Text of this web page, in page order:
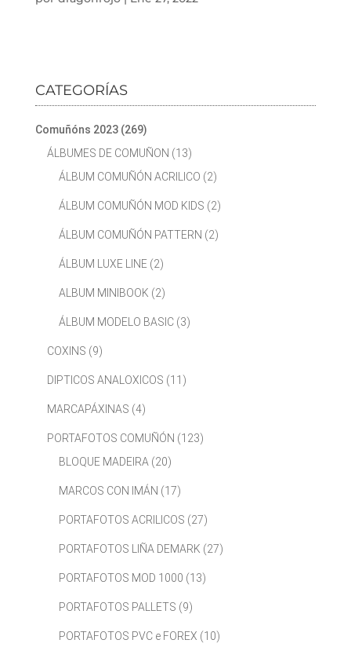
CATEGORÍAS
Comuñóns 2023 (269)
ÁLBUMES DE COMUÑON (13)
ÁLBUM COMUÑÓN ACRILICO (2)
ÁLBUM COMUÑÓN MOD KIDS (2)
ÁLBUM COMUÑÓN PATTERN (2)
ÁLBUM LUXE LINE (2)
ALBUM MINIBOOK (2)
ÁLBUM MODELO BASIC (3)
COXINS (9)
DIPTICOS ANALOXICOS (11)
MARCAPÁXINAS (4)
PORTAFOTOS COMUÑÓN (123)
BLOQUE MADEIRA (20)
MARCOS CON IMÁN (17)
PORTAFOTOS ACRILICOS (27)
PORTAFOTOS LIÑA DEMARK (27)
PORTAFOTOS MOD 1000 (13)
PORTAFOTOS PALLETS (9)
PORTAFOTOS PVC e FOREX (10)